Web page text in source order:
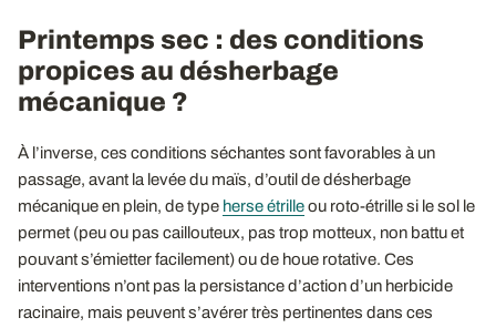
Printemps sec : des conditions
propices au désherbage
mécanique ?
À l’inverse, ces conditions séchantes sont favorables à un
passage, avant la levée du maïs, d’outil de désherbage
mécanique en plein, de type herse étrilleou roto-étrille si le sol le
permet (peu ou pas caillouteux, pas trop motteux, non battu et
pouvant s’émietter facilement) ou de houe rotative. Ces
interventions n’ont pas la persistance d’action d’un herbicide
racinaire, mais peuvent s’avérer très pertinentes dans ces